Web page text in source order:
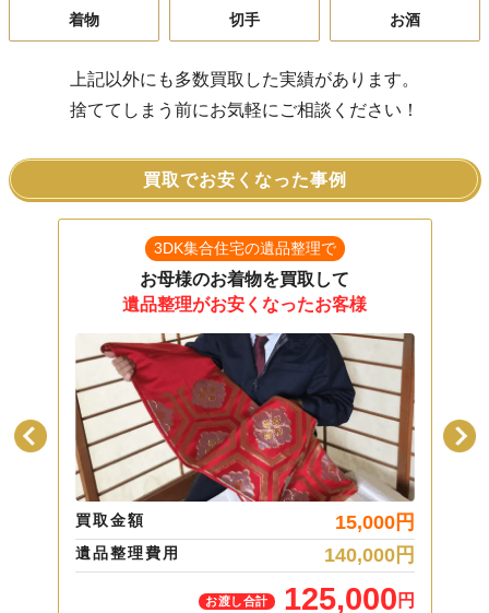
着物 切手 お酒
上記以外にも多数買取した実績があります。
捨ててしまう前にお気軽にご相談ください！
買取でお安くなった事例
3DK集合住宅の遺品整理で
お母様のお着物を買取して
遺品整理がお安くなったお客様
買取金額 15,000円
遺品整理費用 140,000円
お渡し合計 125,000 円